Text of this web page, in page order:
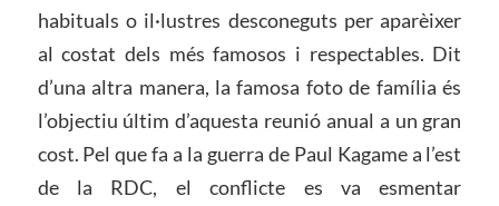
habituals o il·lustres desconeguts per aparèixer
al costat dels més famosos i respectables. Dit
d’una altra manera, la famosa foto de família és
l’objectiu últim d’aquesta reunió anual a un gran
cost. Pel que fa a la guerra de Paul Kagame a l’est
de la RDC, el conflicte es va esmentar